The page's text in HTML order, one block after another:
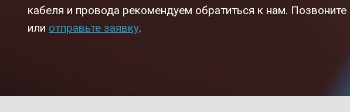
кабеля и провода рекомендуем обратиться к нам. Позвоните
или отправьте заявку.